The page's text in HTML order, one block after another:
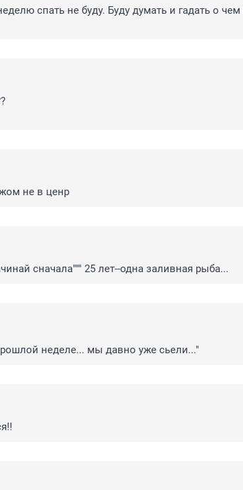
спать не буду. Буду думать и гадать о чем
не в ценр
сначала""" 25 лет--одна заливная рыба...
неделе... мы давно уже сьели..."